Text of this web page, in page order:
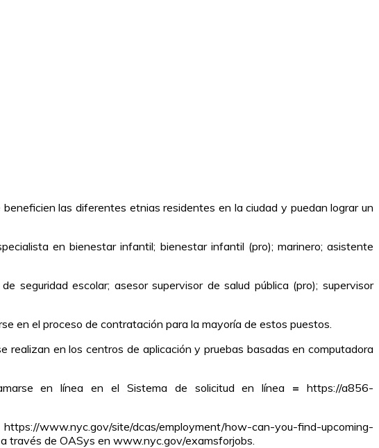
las diferentes etnias residentes en la ciudad y puedan lograr un
en bienestar infantil; bienestar infantil (pro); marinero; asistente
seguridad escolar; asesor supervisor de salud pública (pro); supervisor
en el proceso de contratación para la mayoría de estos puestos.
en los centros de aplicación y pruebas basadas en computadora
en línea en el Sistema de solicitud en línea = https://a856-
www.nyc.gov/site/dcas/employment/how-can-you-find-upcoming-
través de OASys en www.nyc.gov/examsforjobs.